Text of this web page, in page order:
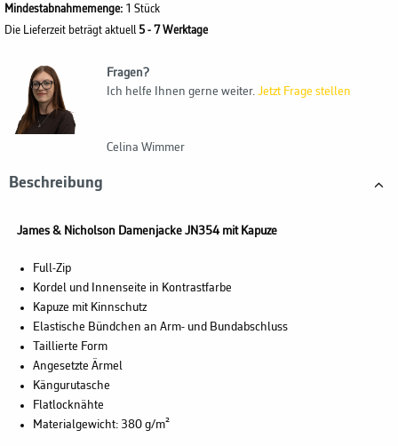
Mindestabnahmemenge:
1 Stück
Die Lieferzeit beträgt aktuell 5 - 7 Werktage
Fragen?
Ich helfe Ihnen gerne weiter. Jetzt Frage stellen
Celina Wimmer
Beschreibung
James & Nicholson Damenjacke JN354 mit Kapuze
Full-Zip
Kordel und Innenseite in Kontrastfarbe
Kapuze mit Kinnschutz
Elastische Bündchen an Arm- und Bundabschluss
Taillierte Form
Angesetzte Ärmel
Kängurutasche
Flatlocknähte
Materialgewicht: 380 g/m²